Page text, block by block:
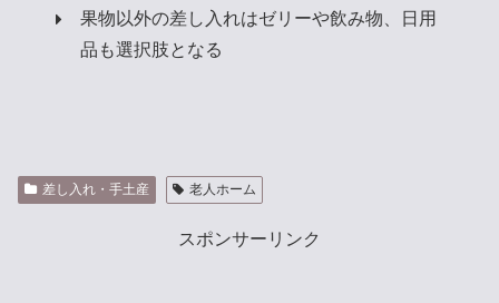
果物以外の差し入れはゼリーや飲み物、日用
品も選択肢となる
差し入れ・手土産 老人ホーム
スポンサーリンク